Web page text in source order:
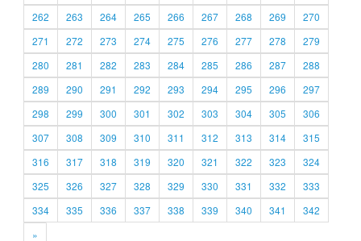
262
263 264 265 266 267 268 269
270
271
272 273 274 275 276 277 278
279
280
281 282 283 284 285 286 287
288
289
290 291 292 293 294 295 296
297
298
299 300 301 302 303 304 305
306
307
308 309 310 311 312 313 314
315
316
317 318 319 320 321 322 323
324
325
326 327 328 329 330 331 332
333
334
335 336 337 338 339 340 341
342
»